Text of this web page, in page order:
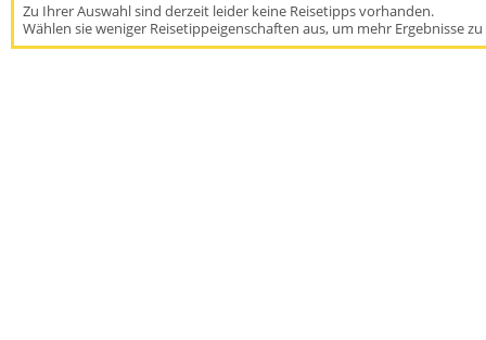
Zu Ihrer Auswahl sind derzeit leider keine Reisetipps vorhanden.
Wählen sie weniger Reisetippeigenschaften aus, um mehr Ergebnisse